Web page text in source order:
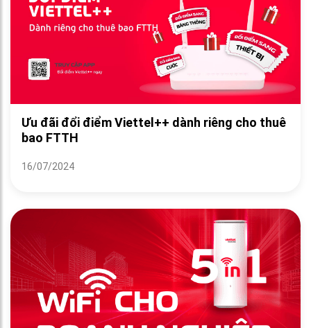
Ưu đãi đổi điểm Viettel++ dành riêng cho thuê
bao FTTH
16/07/2024